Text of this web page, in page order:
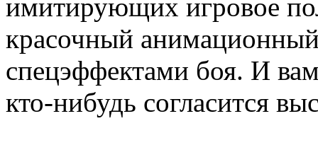
имитирующих игровое
красочный
спецэффектами боя. И
кто-нибудь согласится